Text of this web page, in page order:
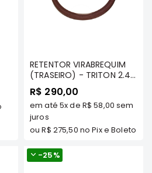
RETENTOR VIRABREQUIM
(TRASEIRO) - TRITON 2.4
DIESEL 2016/... (4N15)/
PAJERO SPORT 2.4 DIESEL
- AJUSA
R$ 290,00
em até 5xde R$ 58,00 sem
juros
ouR$ 275,50 no Pix e Boleto
-25%